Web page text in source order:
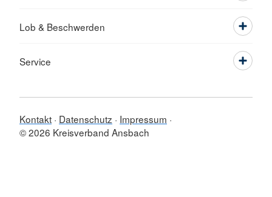
Lob & Beschwerden
Service
Kontakt Datenschutz
Impressum
© 2026 Kreisverband Ansbach